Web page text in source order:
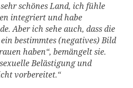
schönes Land, ich fühle
integriert und habe
Aber ich sehe auch, dass die
bestimmtes (negatives) Bild
haben“, bemängelt sie.
Belästigung und
vorbereitet.“